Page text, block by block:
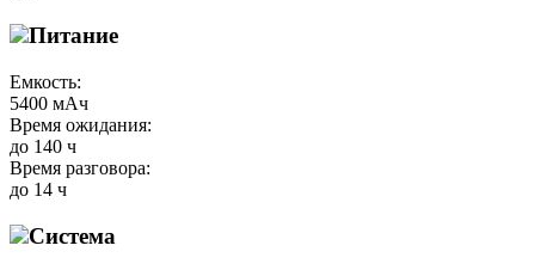
Питание
Емкость:
5400 мАч
Время ожидания:
до 140 ч
Время разговора:
до 14 ч
Система